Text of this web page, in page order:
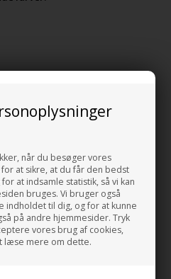
når du besøger vores
at sikre, at du får den bedst
at indsamle statistik, så vi kan
bruges. Vi bruger også
indholdet til dig, og for at kunne
på andre hjemmesider. Tryk
vores brug af cookies,
læse mere om dette.
er inkluderet i prisen
Vandlås luksus udgave